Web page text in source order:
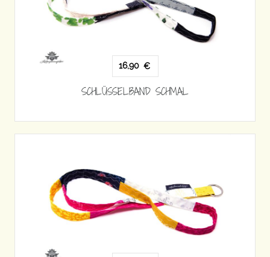
16,90 €
SCHLÜSSELBAND SCHMAL